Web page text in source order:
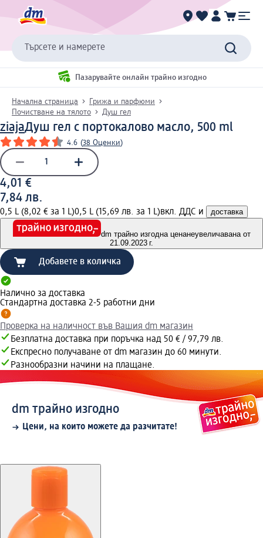
Търсете и намерете
Пазарувайте онлайн трайно изгодно
Начална страница
Грижа и парфюми
Почистване на тялото
Душ гел
ziajaДуш гел с портокалово масло, 500 ml
4.6 (38 Оценки)
4,01 €
7,84 лв.
0,5 L (8,02 € за 1 L)0,5 L (15,69 лв. за 1 L)вкл. ДДС и доставка
dm трайно изгодна ценанеувеличавана от
21.09.2023 г.
Добавете в количка
Налично за доставка
Стандартна доставка 2-5 работни дни
Проверка на наличност във Вашия dm магазин
Безплатна доставка при поръчка над 50 € / 97,79 лв.
Експресно получаване от dm магазин до 60 минути.
Разнообразни начини на плащане.
dm трайно изгодно
Цени, на които можете да разчитате!